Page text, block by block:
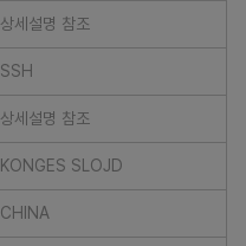
상세설명 참조
SSH
상세설명 참조
KONGES SLOJD
CHINA